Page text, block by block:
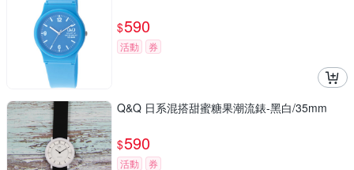
$590
活動 券
Q&Q 日系混搭甜蜜糖果潮流錶-黑白/35mm
$590
活動 券